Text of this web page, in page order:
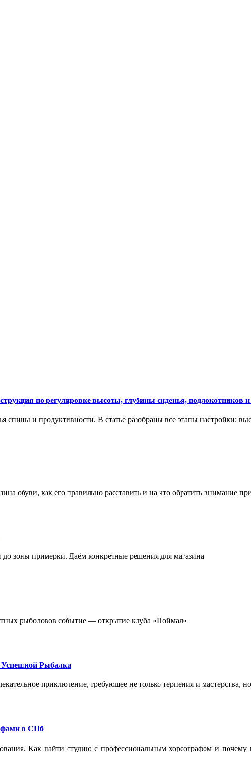
по регулировке высоты, глубины сиденья, подлокотников
спины и продуктивности. В статье разобраны все этапы настройки:
обуви, как его правильно расставить и на что обратить внимание
до зоны примерки. Даём конкретные решения для магазина.
рыболовов событие — открытие клуба «Поймал»
Рыбалки
приключение, требующее не только терпения и мастерства,
в СПб
Как найти студию с профессиональным хореографом и